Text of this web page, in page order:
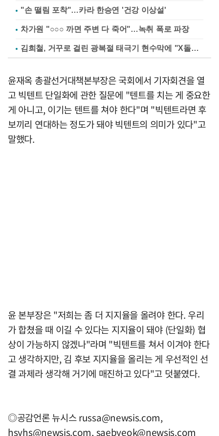
"손 떨림 포착"…카라 한승연 '건강 이상설'
차가원 "○○○ 까면 주변 다 죽어"…녹취 폭로 파장
김희철, 거꾸로 걸린 광복절 태극기 현수막에 "X돌았네"
윤재옥 총괄선거대책본부장은 국회에서 기자회견을 열
고 빅텐트 단일화에 관한 질문에 "텐트를 치는 게 중요한
게 아니고, 이기는 텐트를 쳐야 한다"며 "빅텐트라면 후
보끼리 연대하는 정도가 돼야 빅텐트의 의미가 있다"고
말했다.
윤 본부장은 "저희는 좀 더 지지율을 올려야 한다. 우리
가 합쳤을 때 이길 수 있다는 지지율이 돼야 (단일화) 협
상이 가능하지 않겠나"라며 "빅텐트를 쳐서 이겨야 한다
고 생각하지만, 김 후보 지지율을 올리는 게 우선적인 선
결 과제라 생각해 거기에 매진하고 있다"고 덧붙였다.
◎공감언론 뉴시스russa@newsis.com,
hsyhs@newsis.com,saebyeok@newsis.com